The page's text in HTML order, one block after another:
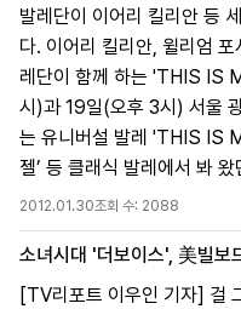
발레단이 이어리 킬리안 등
다. 이어리 킬리안, 윌리엄
레단이 함께 하는 'THIS IS
시)과 19일(오후 3시) 서울
는 유니버설 발레 'THIS IS
젤’ 등 클래식 발레에서 봐
2012.01.30조회 수: 2088
소녀시대 '더보이스', 美빌보
[TV리포트 이우인 기자] 걸